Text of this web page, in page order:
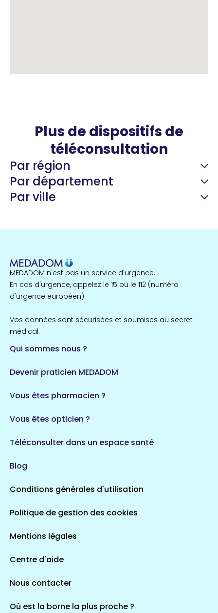
Plus de dispositifs de
téléconsultation
Par région
Île-de-France
857 espaces de santé
124 espaces de santé
Auvergne-Rhône-Alpes
720 espaces de santé
693 espaces de santé
324 espaces de santé
Par département
Côtes-d'Armor
Maine-et-Loire
Loiret
Loir-et-Cher
36 espaces de santé
Par ville
1 espaces de santé
1 espaces de santé
Saint-Agathon
MEDADOM n'est pas un service d'urgence.
En cas d'urgence, appelez le 15 ou le 112 (numéro
d'urgence européen).
Vos données sont sécurisées et soumises au secret
médical.
Qui sommes nous ?
Devenir praticien MEDADOM
Vous êtes pharmacien ?
Vous êtes opticien ?
Téléconsulter dans un espace santé
Blog
Conditions générales d'utilisation
Politique de gestion des cookies
Mentions légales
Centre d'aide
Nous contacter
Où est la borne la plus proche ?